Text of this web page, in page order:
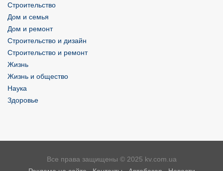
Строительство
Дом и семья
Дом и ремонт
Строительство и дизайн
Строительство и ремонт
Жизнь
Жизнь и общество
Наука
Здоровье
Все права защищены © 2025 kv.com.ua